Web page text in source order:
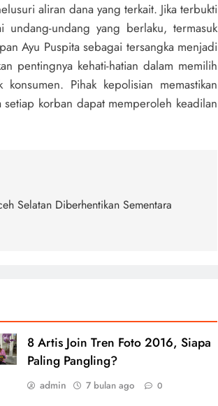
aliran dana yang terkait. Jika terbukti
undang-undang yang berlaku, termasuk
Ayu Puspita sebagai tersangka menjadi
pentingnya kehati-hatian dalam memilih
Pihak kepolisian memastikan
korban dapat memperoleh keadilan
Selatan Diberhentikan Sementara
8 Artis Join Tren Foto 2016, Siapa
Paling Pangling?
admin 7 bulan ago 0